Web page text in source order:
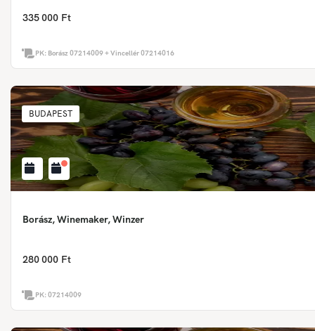
335 000 Ft
PK: Borász 07214009 + Vincellér 07214016
BUDAPEST
Borász, Winemaker, Winzer
280 000 Ft
PK:07214009